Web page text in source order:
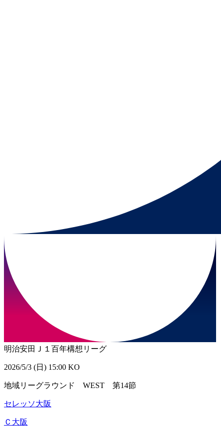
明治安田Ｊ１百年構想リーグ
2026/5/3 (日) 15:00 KO
地域リーグラウンド WEST 第14節
セレッソ大阪
Ｃ大阪